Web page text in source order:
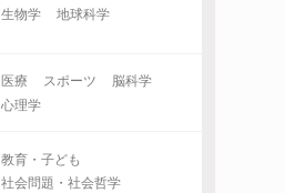
生物学 地球科学
医療 スポーツ
脳科学
心理学
教育・子ども
社会問題・社会哲学